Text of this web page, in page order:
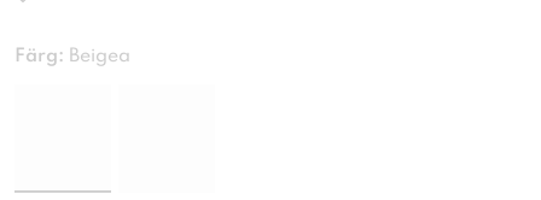
Färg: Beigea